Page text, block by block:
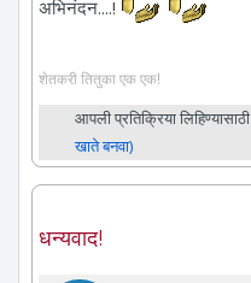
अभिनंदन....!
शेतकरी तितुका एक एक!
आपली प्रतिक्रिया लिहिण्यासाठी
खाते बनवा)
धन्यवाद!